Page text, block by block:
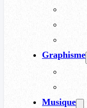
Graphisme
Musique